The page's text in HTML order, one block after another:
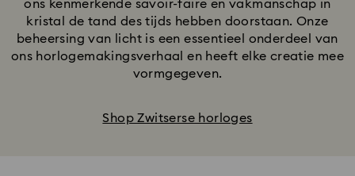
ons kenmerkende savoir-faire en vakmanschap in
kristal de tand des tijds hebben doorstaan. Onze
beheersing van licht is een essentieel onderdeel van
ons horlogemakingsverhaal en heeft elke creatie mee
vormgegeven.
Shop Zwitserse horloges